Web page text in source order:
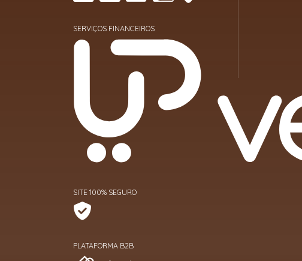
SERVIÇOS FINANCEIROS
SITE 100% SEGURO
PLATAFORMA B2B